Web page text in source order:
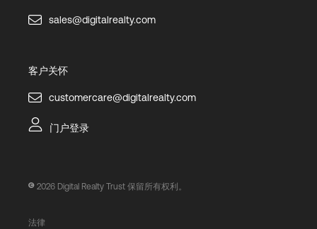
sales@digitalrealty.com
客户关怀
customercare@digitalrealty.com
门户登录
2026 Digital Realty Trust 保留所有权利。
法律